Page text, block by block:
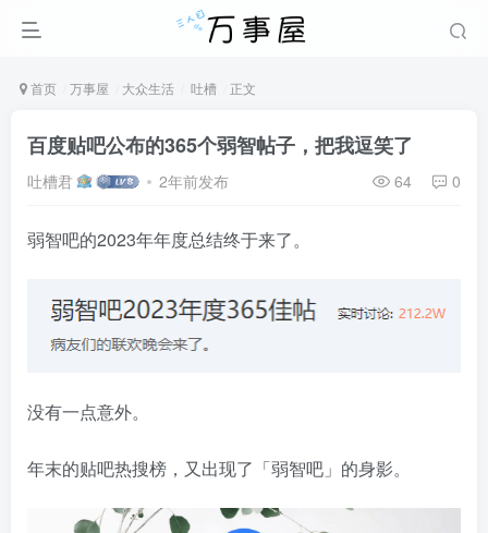
首页 万事屋 大众生活 吐槽 正文
百度贴吧公布的365个弱智帖子，把我逗笑了
吐槽君 2年前发布 64 0
弱智吧的2023年年度总结终于来了。
没有一点意外。
年末的贴吧热搜榜，又出现了「弱智吧」的身影。